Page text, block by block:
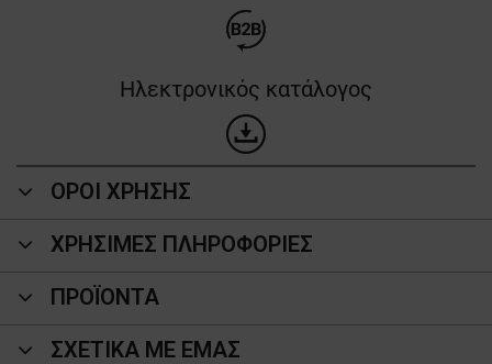
Ηλεκτρονικός κατάλογος
ΟΡΟΙ ΧΡΗΣΗΣ
ΧΡΗΣΙΜΕΣ ΠΛΗΡΟΦΟΡΙΕΣ
ΠΡΟΪΌΝΤΑ
ΣΧΕΤΙΚΑ ΜΕ ΕΜΑΣ